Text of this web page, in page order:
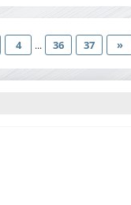
4 ... 36 37 »